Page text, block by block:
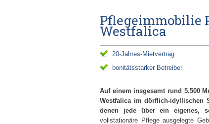
Pflegeimmobilie
Westfalica
20-Jahres-Mietvertrag
bonitätsstarker Betreiber
Auf einem insgesamt rund 5.500
Westfalica im dörflich-idyllischen
denen jede über ein eigenes,
vollstationäre Pflege ausgelegte